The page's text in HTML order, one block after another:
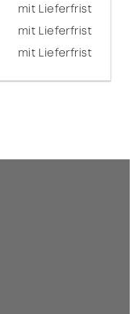
mit Lieferfrist
mit Lieferfrist
mit Lieferfrist